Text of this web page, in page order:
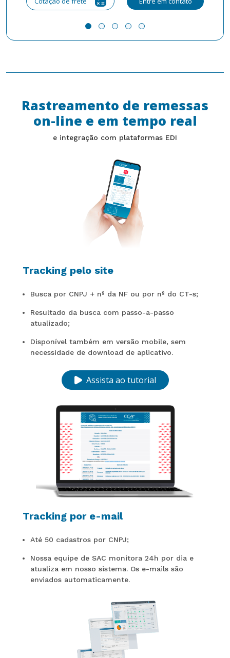
Rastreamento de remessas
on-line e em tempo real
e integração com plataformas EDI
Tracking pelo site
Busca por CNPJ + nº da NF ou por nº do CT-s;
Resultado da busca com passo-a-passo
atualizado;
Disponível também em versão mobile, sem
necessidade de download de aplicativo.
Assista ao tutorial
Tracking por e-mail
Até 50 cadastros por CNPJ;
Nossa equipe de SAC monitora 24h por dia e
atualiza em nosso sistema. Os e-mails são
enviados automaticamente.